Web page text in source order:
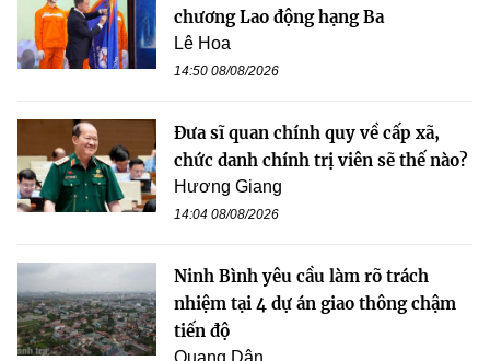
chương Lao động hạng Ba
Lê Hoa
14:50 08/08/2026
Đưa sĩ quan chính quy về cấp xã,
chức danh chính trị viên sẽ thế nào?
Hương Giang
14:04 08/08/2026
Ninh Bình yêu cầu làm rõ trách
nhiệm tại 4 dự án giao thông chậm
tiến độ
Quang Dân